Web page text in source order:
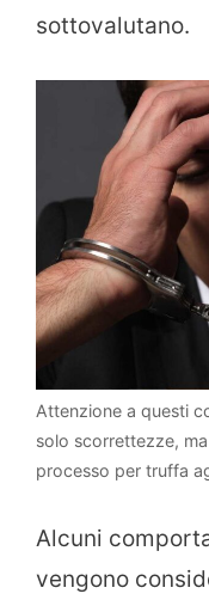
sottovalutano.
Attenzione a questi
solo scorrettezze,
processo per truffa
Alcuni
vengono